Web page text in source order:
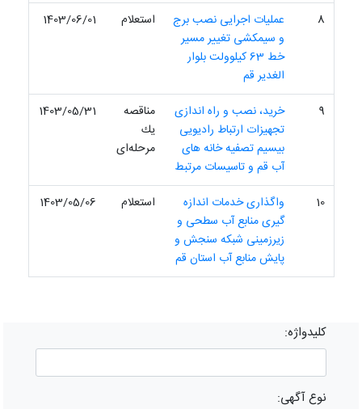
8
عملیات اجرایی نصب برج
و سیمکشی تغییر مسیر
خط 63 کیلوولت بلوار
الغدیر قم
استعلام 1403/06/01
9
خرید، نصب و راه اندازی
تجهیزات ارتباط رادیویی
بیسیم تصفیه خانه های
آب قم و تاسیسات مرتبط
مناقصه
یك
مرحله‌ای
1403/05/31
10
واگذاری خدمات اندازه
گیری منابع آب سطحی و
زیرزمینی شبکه سنجش و
پایش منابع آب استان قم
استعلام 1403/05/06
کلیدواژه:
نوع آگهی: